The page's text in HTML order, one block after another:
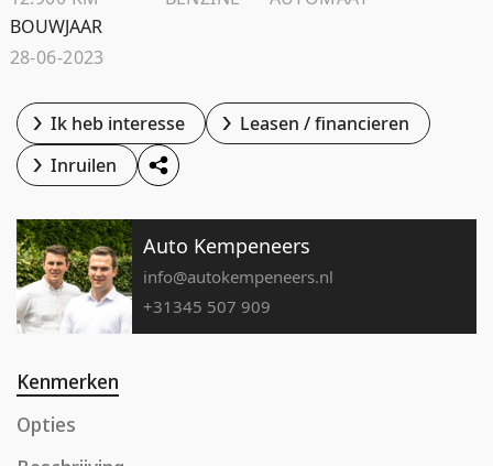
BOUWJAAR
28-06-2023
Ik heb interesse
Leasen / financieren
Inruilen
Auto Kempeneers
info@autokempeneers.nl
+31345 507 909
Kenmerken
Opties